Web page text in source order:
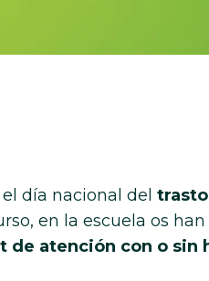
día nacional del
en la escuela os
de atención con o sin